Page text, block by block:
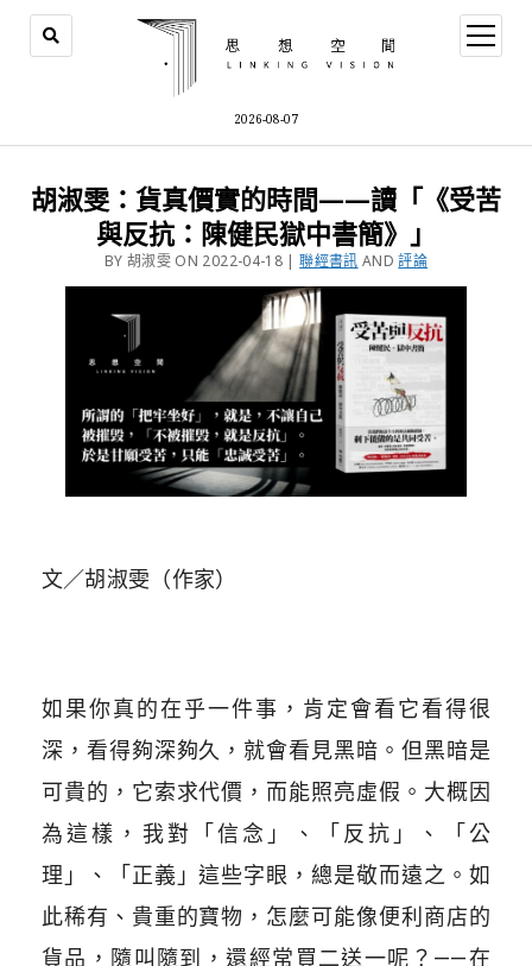
2026-08-07
胡淑雯：貨真價實的時間——讀「《受苦
與反抗：陳健民獄中書簡》」
BY 胡淑雯 ON 2022-04-18 |聯經書訊 AND評論
文／胡淑雯（作家）
如果你真的在乎一件事，肯定會看它看得很
深，看得夠深夠久，就會看見黑暗。但黑暗是
可貴的，它索求代價，而能照亮虛假。大概因
為這樣，我對「信念」、「反抗」、「公
理」、「正義」這些字眼，總是敬而遠之。如
此稀有、貴重的寶物，怎麼可能像便利商店的
貨品，隨叫隨到，還經常買二送一呢？——在